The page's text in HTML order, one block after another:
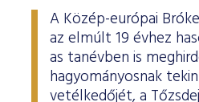
A Közép-európai
az elmúlt 19 évhez
as tanévben is
hagyományosnak
vetélkedőjét, a